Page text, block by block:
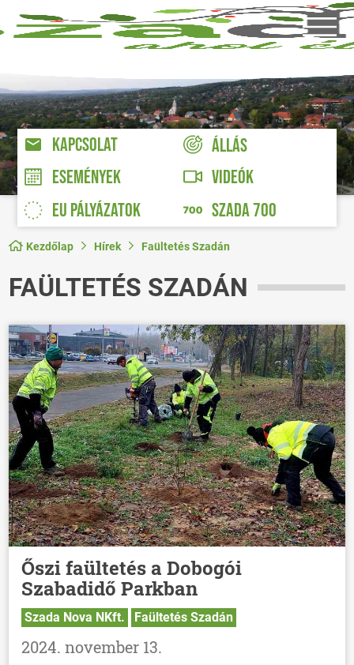
KAPCSOLAT
ÁLLÁS
ESEMÉNYEK
VIDEÓK
EU PÁLYÁZATOK
SZADA 700
Kezdőlap Hírek Faültetés Szadán
FAÜLTETÉS SZADÁN
Őszi faültetés a Dobogói
Szabadidő Parkban
Szada Nova NKft. Faültetés Szadán
2024. november 13.